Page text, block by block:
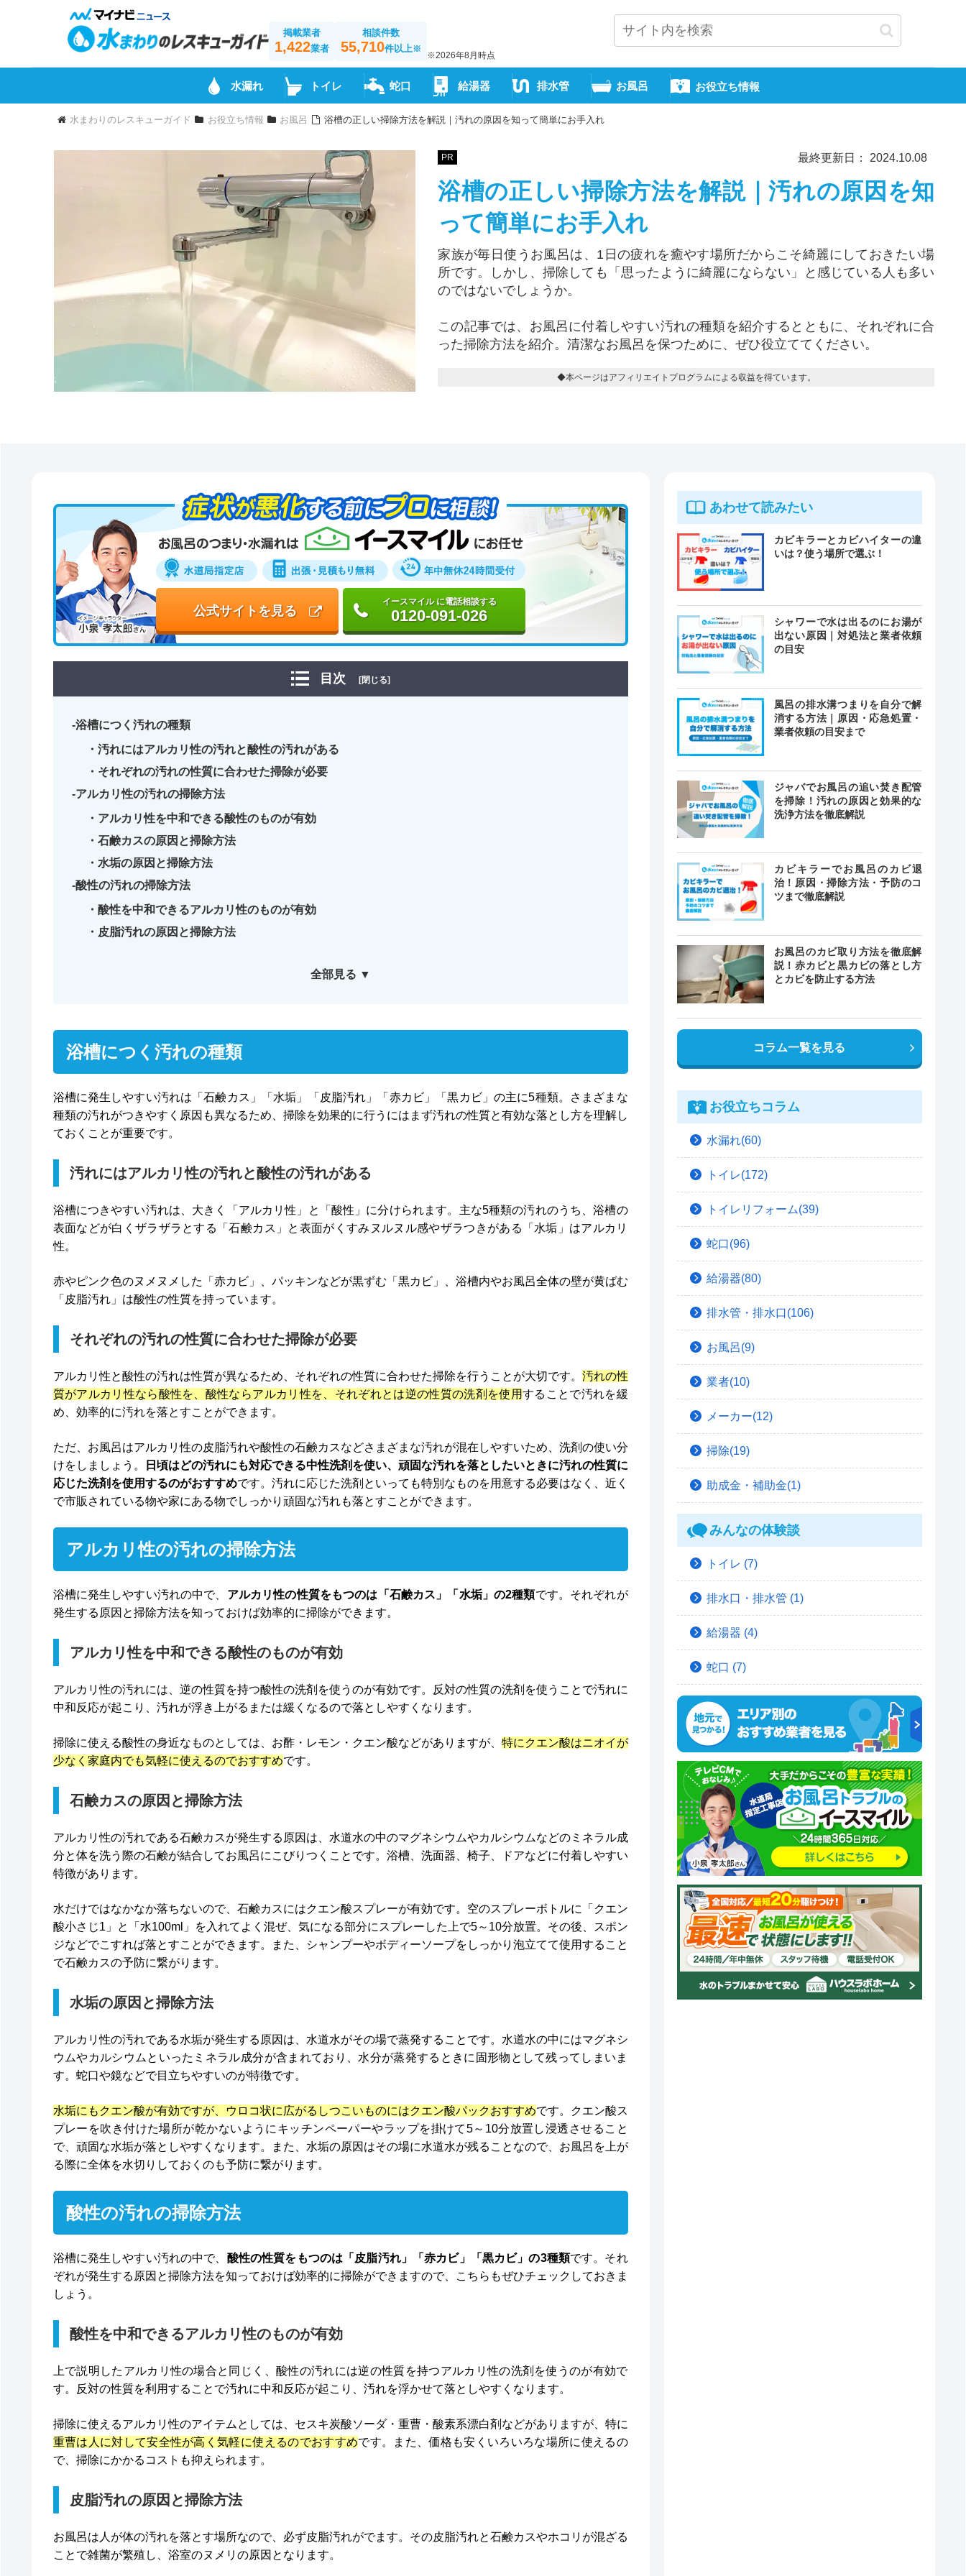
掲載業者
1,422業者
相談件数
55,710件以上※
※2026年8月時点
水漏れ トイレ 蛇口 給湯器 排水管 お風呂 お役立ち情報
水まわりのレスキューガイド お役立ち情報 お風呂 浴槽の正しい掃除方法を解説｜汚れの原因を知って簡単にお手入れ
PR 最終更新日： 2024.10.08
浴槽の正しい掃除方法を解説｜汚れの原因を知
って簡単にお手入れ
家族が毎日使うお風呂は、1日の疲れを癒やす場所だからこそ綺麗にしておきたい場
所です。しかし、掃除しても「思ったように綺麗にならない」と感じている人も多い
のではないでしょうか。
この記事では、お風呂に付着しやすい汚れの種類を紹介するとともに、それぞれに合
った掃除方法を紹介。清潔なお風呂を保つために、ぜひ役立ててください。
◆本ページはアフィリエイトプログラムによる収益を得ています。
公式サイトを見る
イースマイル に電話相談する
0120-091-026
目次 [閉じる]
浴槽につく汚れの種類
汚れにはアルカリ性の汚れと酸性の汚れがある
それぞれの汚れの性質に合わせた掃除が必要
アルカリ性の汚れの掃除方法
アルカリ性を中和できる酸性のものが有効
石鹸カスの原因と掃除方法
水垢の原因と掃除方法
酸性の汚れの掃除方法
酸性を中和できるアルカリ性のものが有効
皮脂汚れの原因と掃除方法
全部見る ▼
浴槽につく汚れの種類
浴槽に発生しやすい汚れは「石鹸カス」「水垢」「皮脂汚れ」「赤カビ」「黒カビ」の主に5種類。さまざまな
種類の汚れがつきやすく原因も異なるため、掃除を効果的に行うにはまず汚れの性質と有効な落とし方を理解し
ておくことが重要です。
汚れにはアルカリ性の汚れと酸性の汚れがある
浴槽につきやすい汚れは、大きく「アルカリ性」と「酸性」に分けられます。主な5種類の汚れのうち、浴槽の
表面などが白くザラザラとする「石鹸カス」と表面がくすみヌルヌル感やザラつきがある「水垢」はアルカリ
性。
赤やピンク色のヌメヌメした「赤カビ」、パッキンなどが黒ずむ「黒カビ」、浴槽内やお風呂全体の壁が黄ばむ
「皮脂汚れ」は酸性の性質を持っています。
それぞれの汚れの性質に合わせた掃除が必要
アルカリ性と酸性の汚れは性質が異なるため、それぞれの性質に合わせた掃除を行うことが大切です。 汚れの性
質がアルカリ性なら酸性を、酸性ならアルカリ性を、それぞれとは逆の性質の洗剤を使用することで汚れを緩
め、効率的に汚れを落とすことができます。
ただ、お風呂はアルカリ性の皮脂汚れや酸性の石鹸カスなどさまざまな汚れが混在しやすいため、洗剤の使い分
けをしましょう。
日頃はどの汚れにも対応できる中性洗剤を使い、頑固な汚れを落としたいときに汚れの性質に
応じた洗剤を使用するのがおすすめです。汚れに応じた洗剤といっても特別なものを用意する必要はなく、近く
で市販されている物や家にある物でしっかり頑固な汚れも落とすことができます。
アルカリ性の汚れの掃除方法
浴槽に発生しやすい汚れの中で、 アルカリ性の性質をもつのは「石鹸カス」「水垢」の2種類です。それぞれが
発生する原因と掃除方法を知っておけば効率的に掃除ができます。
アルカリ性を中和できる酸性のものが有効
アルカリ性の汚れには、逆の性質を持つ酸性の洗剤を使うのが有効です。反対の性質の洗剤を使うことで汚れに
中和反応が起こり、汚れが浮き上がるまたは緩くなるので落としやすくなります。
掃除に使える酸性の身近なものとしては、お酢・レモン・クエン酸などがありますが、 特にクエン酸はニオイが
少なく家庭内でも気軽に使えるのでおすすめです。
石鹸カスの原因と掃除方法
アルカリ性の汚れである石鹸カスが発生する原因は、水道水の中のマグネシウムやカルシウムなどのミネラル成
分と体を洗う際の石鹸が結合してお風呂にこびりつくことです。浴槽、洗面器、椅子、ドアなどに付着しやすい
特徴があります。
水だけではなかなか落ちないので、石鹸カスにはクエン酸スプレーが有効です。空のスプレーボトルに「クエン
酸小さじ1」と「水100ml」を入れてよく混ぜ、気になる部分にスプレーした上で5～10分放置。その後、スポン
ジなどでこすれば落とすことができます。また、シャンプーやボディーソープをしっかり泡立てて使用すること
で石鹸カスの予防に繋がります。
水垢の原因と掃除方法
アルカリ性の汚れである水垢が発生する原因は、水道水がその場で蒸発することです。水道水の中にはマグネシ
ウムやカルシウムといったミネラル成分が含まれており、水分が蒸発するときに固形物として残ってしまいま
す。蛇口や鏡などで目立ちやすいのが特徴です。
水垢にもクエン酸が有効ですが、ウロコ状に広がるしつこいものにはクエン酸パックおすすめです。クエン酸ス
プレーを吹き付けた場所が乾かないようにキッチンペーパーやラップを掛けて5～10分放置し浸透させること
で、頑固な水垢が落としやすくなります。また、水垢の原因はその場に水道水が残ることなので、お風呂を上が
る際に全体を水切りしておくのも予防に繋がります。
酸性の汚れの掃除方法
浴槽に発生しやすい汚れの中で、 酸性の性質をもつのは「皮脂汚れ」「赤カビ」「黒カビ」の3種類です。それ
ぞれが発生する原因と掃除方法を知っておけば効率的に掃除ができますので、こちらもぜひチェックしておきま
しょう。
酸性を中和できるアルカリ性のものが有効
上で説明したアルカリ性の場合と同じく、酸性の汚れには逆の性質を持つアルカリ性の洗剤を使うのが有効で
す。反対の性質を利用することで汚れに中和反応が起こり、汚れを浮かせて落としやすくなります。
掃除に使えるアルカリ性のアイテムとしては、セスキ炭酸ソーダ・重曹・酸素系漂白剤などがありますが、特に
重曹は人に対して安全性が高く気軽に使えるのでおすすめです。また、価格も安くいろいろな場所に使えるの
で、掃除にかかるコストも抑えられます。
皮脂汚れの原因と掃除方法
お風呂は人が体の汚れを落とす場所なので、必ず皮脂汚れがでます。その皮脂汚れと石鹸カスやホコリが混ざる
ことで雑菌が繁殖し、浴室のヌメリの原因となります。
あわせて読みたい
カビキラーとカビハイターの違
いは？使う場所で選ぶ！
シャワーで水は出るのにお湯が
出ない原因｜対処法と業者依頼
の目安
風呂の排水溝つまりを自分で解
消する方法｜原因・応急処置・
業者依頼の目安まで
ジャバでお風呂の追い焚き配管
を掃除！汚れの原因と効果的な
洗浄方法を徹底解説
カビキラーでお風呂のカビ退
治！原因・掃除方法・予防のコ
ツまで徹底解説
お風呂のカビ取り方法を徹底解
説！赤カビと黒カビの落とし方
とカビを防止する方法
コラム一覧を見る
お役立ちコラム
水漏れ(60)
トイレ(172)
トイレリフォーム(39)
蛇口(96)
給湯器(80)
排水管・排水口(106)
お風呂(9)
業者(10)
メーカー(12)
掃除(19)
助成金・補助金(1)
みんなの体験談
トイレ (7)
排水口・排水管 (1)
給湯器 (4)
蛇口 (7)